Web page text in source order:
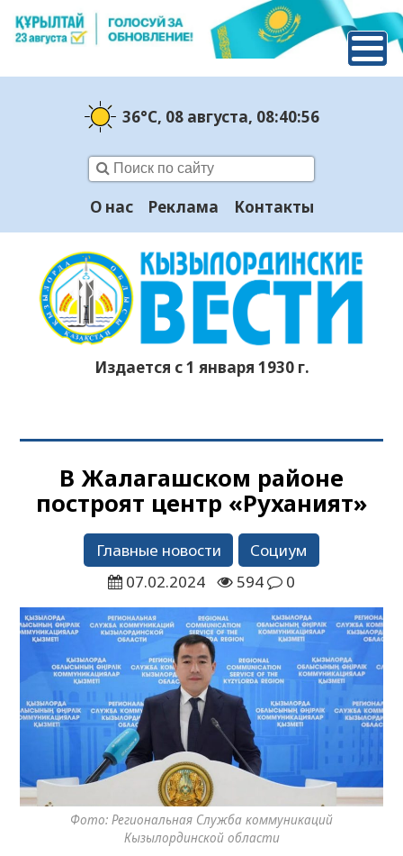
36°C, 08 августа, 08:40:57
О нас Реклама Контакты
Издается с 1 января 1930 г.
В Жалагашском районе
построят центр «Руханият»
Главные новости
Социум
07.02.2024
594 0
Фото: Региональная Служба коммуникаций
Кызылординской области